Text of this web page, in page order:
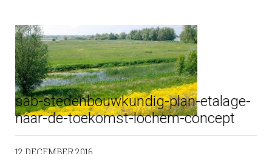
sab-stedenbouwkundig-plan-etalage-
naar-de-toekomst-lochem-concept